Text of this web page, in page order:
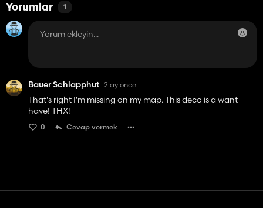
Yorumlar 1
Bauer Schlapphut 2 ay önce
That's right I'm missing on my map. This deco is a want-
have! THX!
0 Cevap vermek